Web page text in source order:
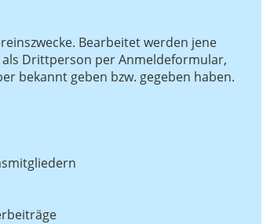
Bearbeitet werden jene
als Drittperson per Anmeldeformular,
bekannt geben bzw. gegeben haben.